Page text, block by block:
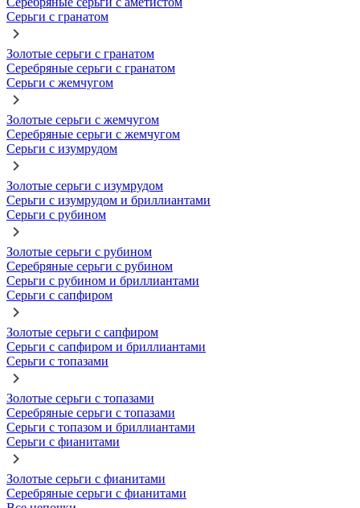
Серьги с гранатом
Золотые серьги с гранатом
Серебряные серьги с гранатом
Серьги с жемчугом
Золотые серьги с жемчугом
Серебряные серьги с жемчугом
Серьги с изумрудом
Золотые серьги с изумрудом
Серьги с изумрудом и бриллиантами
Серьги с рубином
Золотые серьги с рубином
Серебряные серьги с рубином
Серьги с рубином и бриллиантами
Серьги с сапфиром
Золотые серьги с сапфиром
Серьги с сапфиром и бриллиантами
Серьги с топазами
Золотые серьги с топазами
Серебряные серьги с топазами
Серьги с топазом и бриллиантами
Серьги с фианитами
Золотые серьги с фианитами
Серебряные серьги с фианитами